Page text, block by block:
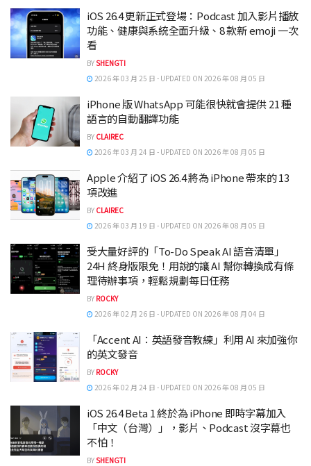
iOS 26.4 更新正式登場：Podcast 加入影片播放
功能、健康與系統全面升級、8 款新 emoji 一次
看
BYSHENGTI
2026 年 03 月 25 日 - UPDATED ON 2026 年 08 月 05 日
iPhone 版 WhatsApp 可能很快就會提供 21 種
語言的自動翻譯功能
BY CLAIREC
2026 年 03 月 24 日 - UPDATED ON 2026 年 08 月 05 日
Apple 介紹了 iOS 26.4 將為 iPhone 帶來的 13
項改進
BY CLAIREC
2026 年 03 月 19 日 - UPDATED ON 2026 年 08 月 05 日
受大量好評的「To-Do Speak AI 語音清單」
24H 終身版限免！用說的讓 AI 幫你轉換成有條
理待辦事項，輕鬆規劃每日任務
BY ROCKY
2026 年 02 月 26 日 - UPDATED ON 2026 年 08 月 04 日
「Accent AI：英語發音教練」利用 AI 來加強你
的英文發音
BY ROCKY
2026 年 02 月 24 日 - UPDATED ON 2026 年 08 月 05 日
iOS 26.4 Beta 1 終於為 iPhone 即時字幕加入
「中文（台灣）」，影片、Podcast 沒字幕也
不怕！
BYSHENGTI